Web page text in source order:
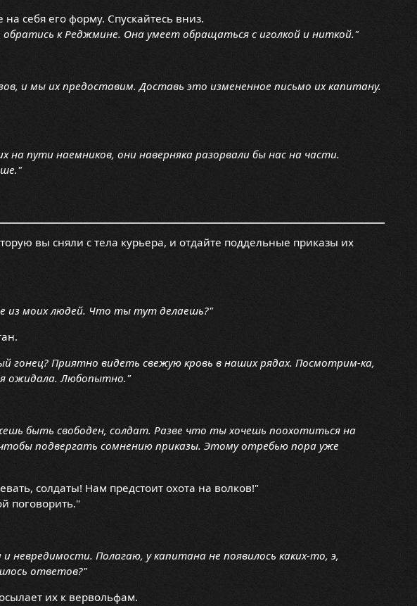
себя его форму. Спускайтесь вниз.
к Реджмине. Она умеет обращаться с иголкой и ниткой."
и мы их предоставим. Доставь это измененное письмо их капитану.
на пути наемников, они наверняка разорвали бы нас на части.
вы сняли с тела курьера, и отдайте поддельные приказы их
из моих людей. Что ты тут делаешь?"
гонец? Приятно видеть свежую кровь в наших рядах. Посмотрим-ка,
ожидала. Любопытно."
быть свободен, солдат. Разве что ты хочешь поохотиться на
подвергать сомнению приказы. Этому отребью пора уже
солдаты! Нам предстоит охота на волков!"
поговорить."
невредимости. Полагаю, у капитана не появилось каких-то, э,
ответов?"
их к вервольфам.